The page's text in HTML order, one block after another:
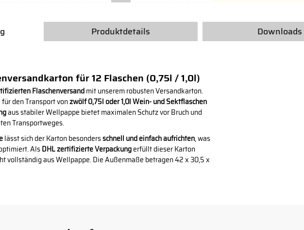
Produktdetails Downloads
für 12 Flaschen (0,75l / 1,0l)
Flaschenversandmit unserem robusten Versandkarton.
den Transport vonzwölf 0,75l oder 1,0l Wein- und Sektflaschen
aus stabiler Wellpappe bietet maximalen Schutz vor Bruch und
Transportweges.
lässt sich der Karton besondersschnell und einfach aufrichten, was
AlsDHL zertifizierte Verpackungerfüllt dieser Karton
vollständig aus Wellpappe. Die Außenmaße betragen 42 x 30,5 x